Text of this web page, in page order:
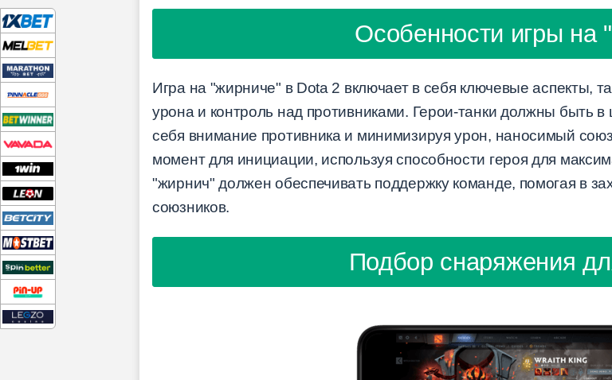
Особенности игры на
Игра на "жирниче" в Dota 2 включает в себя ключевые аспекты,
урона и контроль над противниками. Герои-танки должны быть
себя внимание противника и минимизируя урон, наносимый
момент для инициации, используя способности героя для
"жирнич" должен обеспечивать поддержку команде, помогая в
союзников.
Подбор снаряжения